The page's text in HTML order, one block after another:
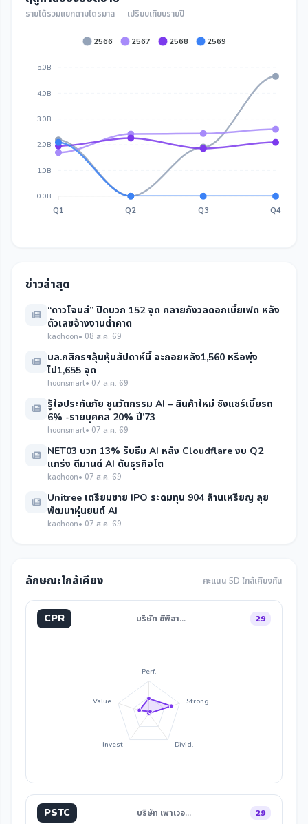
รายได้รวมแยกตามไตรมาส — เปรียบเทียบรายปี
2566 2567 2568 2569
5.0B
4.0B
3.0B
2.0B
1.0B
0.0B
Q1 Q2 Q3 Q4
ข่าวล่าสุด
“ดาวโจนส์” ปิดบวก 152 จุด คลายกังวลดอกเบี้ยเฟด หลัง
ตัวเลขจ้างงานต่ำคาด
kaohoon• 08 ส.ค. 69
บล.กสิกรฯลุ้นหุ้นสัปดาห์นี้ จะถอยหลัง1,560 หรือพุ่ง
ไป1,655 จุด
hoonsmart• 07 ส.ค. 69
รู้ใจประกันภัย ชูนวัตกรรม AI – สินค้าใหม่ ชิงแชร์เบี้ยรถ
6% -รายบุคคล 20% ปี’73
hoonsmart• 07 ส.ค. 69
NET03 บวก 13% รับธีม AI หลัง Cloudflare งบ Q2
แกร่ง ดีมานด์ AI ดันธุรกิจโต
kaohoon• 07 ส.ค. 69
Unitree เตรียมขาย IPO ระดมทุน 904 ล้านเหรียญ ลุย
พัฒนาหุ่นยนต์ AI
kaohoon• 07 ส.ค. 69
ลักษณะใกล้เคียง คะแนน 5D ใกล้เคียงกัน
CPR บริษัท ซีพีอา… 29
Perf.
Strong
Divid.
Invest
Value
PSTC บริษัท เพาเวอ… 29